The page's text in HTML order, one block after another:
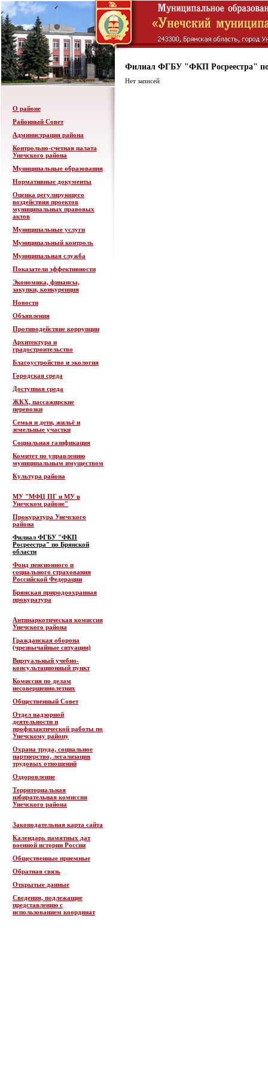
О районе
Районный Совет
Администрация района
Контрольно-счетная палата
Унечского района
Муниципальные образования
Нормативные документы
Оценка регулирующего
воздействия проектов
муниципальных правовых
актов
Муниципальные услуги
Муниципальный контроль
Муниципальная служба
Показатели эффективности
Экономика, финансы,
закупки, конкуренция
Новости
Объявления
Противодействие коррупции
Архитектура и
градостроительство
Благоустройство и экология
Городская среда
Доступная среда
ЖКХ, пассажирские
перевозки
Семья и дети, жильё и
земельные участки
Социальная газификация
Комитет по управлению
муниципальным имуществом
Культура района
МУ "МФЦ ПГ и МУ в
Унечском районе"
Прокуратура Унечского
района
Филиал ФГБУ "ФКП
Росреестра" по Брянской
области
Фонд пенсионного и
социального страхования
Российской Федерации
Брянская природоохранная
прокуратура
Антинаркотическая комиссия
Унечского района
Гражданская оборона
(чрезвычайные ситуации)
Виртуальный учебно-
консультационный пункт
Комиссия по делам
несовершеннолетних
Общественный Совет
Отдел надзорной
деятельности и
профилактической работы по
Унечскому району
Охрана труда, социальное
партнерство, легализация
трудовых отношений
Оздоровление
Территориальная
избирательная комиссия
Унечского района
Законодательная карта сайта
Календарь памятных дат
военной истории России
Общественные приемные
Обратная связь
Открытые данные
Сведения, подлежащие
представлению с
использованием координат
Филиал ФГБУ "ФКП Росреестра" по
Нет записей